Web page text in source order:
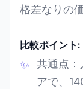
格差なりの
比較ポイント:
共通点：
アで、